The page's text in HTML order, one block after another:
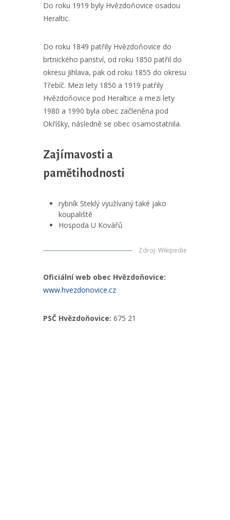
Do roku 1919 byly Hvězdoňovice osadou
Heraltic.
Do roku 1849 patřily Hvězdoňovice do
brtnického panství, od roku 1850 patřil do
okresu Jihlava, pak od roku 1855 do okresu
Třebíč. Mezi lety 1850 a 1919 patřily
Hvězdoňovice pod Heraltice a mezi lety
1980 a 1990 byla obec začleněna pod
Okříšky, následně se obec osamostatnila.
Zajímavosti a
pamětihodnosti
rybník Steklý využívaný také jako
koupaliště
Hospoda U Kovářů
Zdroj: Wikipedie
Oficiální web obec Hvězdoňovice:
www.hvezdonovice.cz
PSČ Hvězdoňovice: 675 21